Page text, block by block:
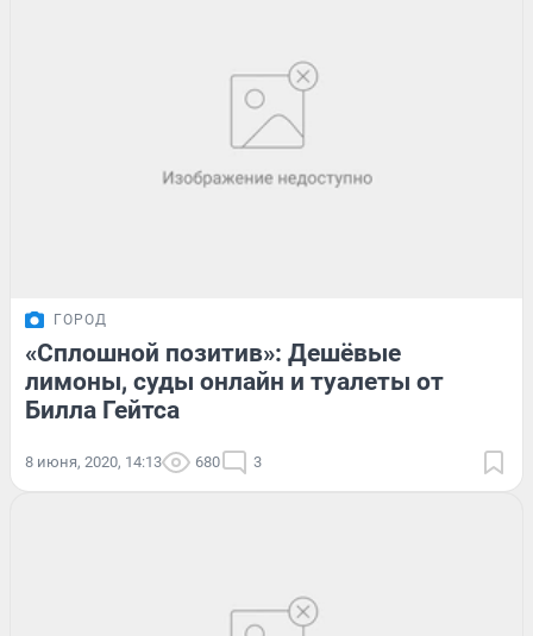
ГОРОД
«Сплошной позитив»: Дешёвые
лимоны, суды онлайн и туалеты от
Билла Гейтса
8 июня, 2020, 14:13 680 3